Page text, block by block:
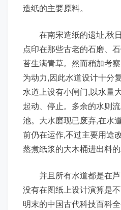
造纸的主要原料。
在南宋造纸的遗址,秋
点印在那些古老的石磨、
苔生满青草。然而稍加考
为动力,因此水道设计十分
水道上设有小闸门,以水量
起动、停止。多余的水则
池。大水磨现已废弃,在水
前仍在运作,不过主要用途
蒸煮纸浆的大木桶进出料的
并且所有水道都是在芦
没有在图纸上设计演算是
明末的中国古代科技百科